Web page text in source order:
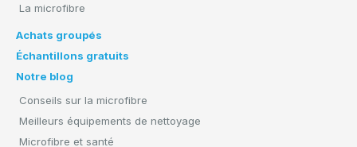
La microfibre
Achats groupés
Échantillons gratuits
Notre blog
Conseils sur la microfibre
Meilleurs équipements de nettoyage
Microfibre et santé